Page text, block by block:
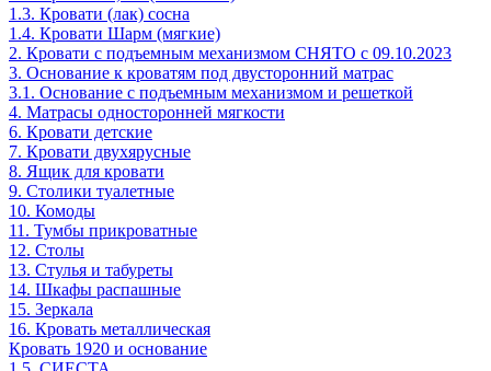
1.3. Кровати (лак) сосна
1.4. Кровати Шарм (мягкие)
2. Кровати с подъемным механизмом СНЯТО с 09.10.2023
3. Основание к кроватям под двусторонний матрас
3.1. Основание с подъемным механизмом и решеткой
4. Матрасы односторонней мягкости
6. Кровати детские
7. Кровати двухярусные
8. Ящик для кровати
9. Столики туалетные
10. Комоды
11. Тумбы прикроватные
12. Столы
13. Стулья и табуреты
14. Шкафы распашные
15. Зеркала
16. Кровать металлическая
Кровать 1920 и основание